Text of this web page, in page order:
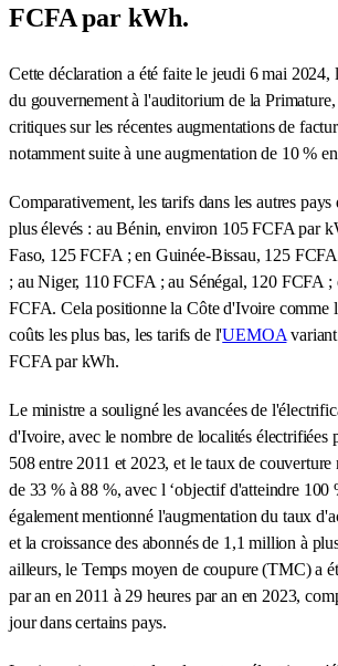
FCFA par kWh.
Cette déclaration a été faite le jeudi 6 mai 2024,
du gouvernement à l'auditorium de la
critiques sur les récentes augmentations de
notamment suite à une augmentation de 10 %
Comparativement, les tarifs dans les autres pays
plus élevés : au Bénin, environ 105 FCFA par
Faso, 125 FCFA ; en Guinée-Bissau, 125
; au Niger, 110 FCFA ; au Sénégal, 120 FCFA ;
FCFA. Cela positionne la Côte d'Ivoire comme
coûts les plus bas, les tarifs de l'UEMOA
FCFA par kWh.
Le ministre a souligné les avancées de
d'Ivoire, avec le nombre de localités électrifiées
508 entre 2011 et 2023, et le taux de couverture
de 33 % à 88 %, avec l ‘objectif d'atteindre 100
également mentionné l'augmentation du taux
et la croissance des abonnés de 1,1 million à
ailleurs, le Temps moyen de coupure (TMC) a
par an en 2011 à 29 heures par an en 2023,
jour dans certains pays.